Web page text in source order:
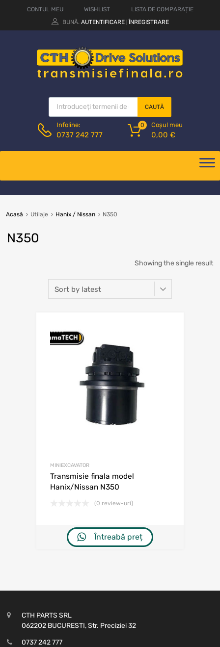
CONTUL MEU WISHLIST
LISTA DE COMPARAȚIE
BUNĂ. AUTENTIFICARE ÎNREGISTRARE
CAUTĂ
Infoline:
0737 242 777
Coșul meu
0,00 €
0
Acasă Utilaje Hanix / Nissan N350
N350
Showing the single result
MINIEXCAVATOR
Transmisie finala model
Hanix/Nissan N350
(0 review-uri)
Întreabă preț
CTH PARTS SRL
062202 BUCURESTI, Str. Preciziei 32
0737 242 777